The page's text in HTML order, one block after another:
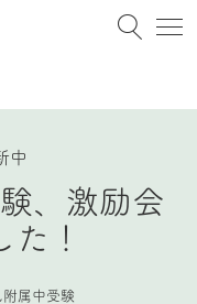
中
、激励会
た！
,附属中受験